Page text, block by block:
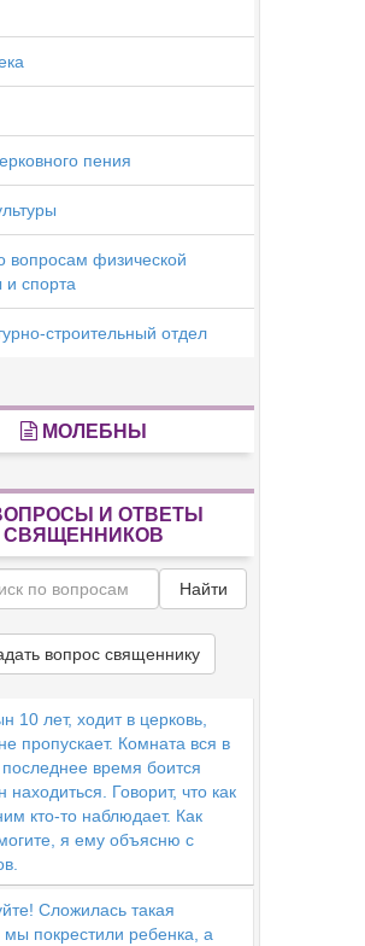
пения
вопросам физической
и спорта
строительный отдел
МОЛЕБНЫ
И ОТВЕТЫ
СВЯЩЕННИКОВ
Найти
вопрос священнику
10 лет, ходит в церковь,
пропускает. Комната вся в
время боится
находиться. Говорит, что как
кто-то наблюдает. Как
я ему объясню с
Сложилась такая
мы покрестили ребенка, а